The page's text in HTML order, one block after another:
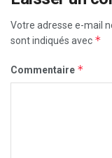
Votre adresse e-mail
sont indiqués avec *
Commentaire *